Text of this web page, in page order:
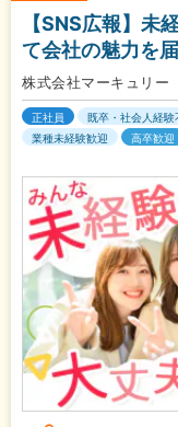
【SNS広報】未
て会社の魅力を
株式会社マーキュリー
正社員 既卒・社会人経験
業種未経験歓迎
高卒歓迎